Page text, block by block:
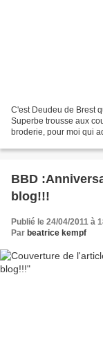
C'est Deudeu de Brest
Superbe trousse aux
broderie, pour moi qui
BBD
blog!!!
Publié le 24/04/2011 à
Par beatrice kempf